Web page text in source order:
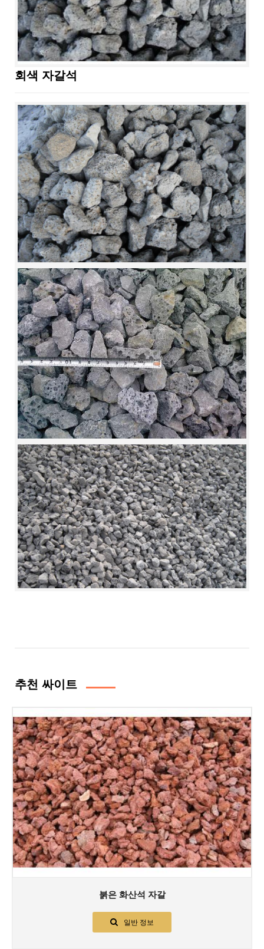
회색 자갈석
추천 싸이트
붉은 화산석 자갈
일반 정보